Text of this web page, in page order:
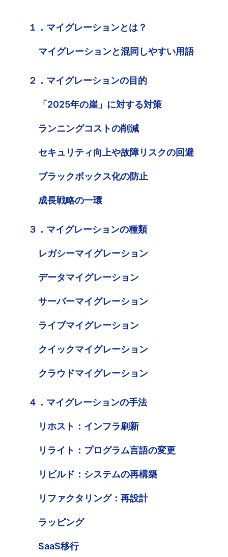
１．マイグレーションとは？
マイグレーションと混同しやすい用語
２．マイグレーションの目的
「2025年の崖」に対する対策
ランニングコストの削減
セキュリティ向上や故障リスクの回避
ブラックボックス化の防止
成長戦略の一環
３．マイグレーションの種類
レガシーマイグレーション
データマイグレーション
サーバーマイグレーション
ライブマイグレーション
クイックマイグレーション
クラウドマイグレーション
４．マイグレーションの手法
リホスト：インフラ刷新
リライト：プログラム言語の変更
リビルド：システムの再構築
リファクタリング：再設計
ラッピング
SaaS移行